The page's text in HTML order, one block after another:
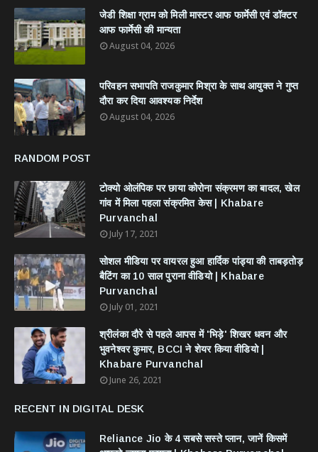
जेडी शिक्षा ग्राम को मिली मास्टर आफ फार्मेसी एवं डॉक्टर
आफ फार्मेसी की मान्यता
August 04, 2026
परिवहन सभापति राजकुमार मिश्रा के साथ आयुक्त ने गुप्त
दौरा कर दिया आवश्यक निर्देश
August 04, 2026
RANDOM POST
टोक्यो ओलंपिक पर छाया कोरोना संक्रमण का बादल, खेल
गांव में मिला पहला संक्रमित केस | Khabare
Purvanchal
July 17, 2021
सोशल मीडिया पर वायरल हुआ हार्दिक पांड्या की ताबड़तोड़
बैटिंग का 10 साल पुराना वीडियो | Khabare
Purvanchal
July 01, 2021
श्रीलंका दौरे से पहले आपस में 'भिड़े' शिखर धवन और
भुवनेश्वर कुमार, BCCI ने शेयर किया वीडियो |
Khabare Purvanchal
June 26, 2021
RECENT IN DIGITAL DESK
Reliance Jio के 4 सबसे सस्ते प्लान, जानें किसमें